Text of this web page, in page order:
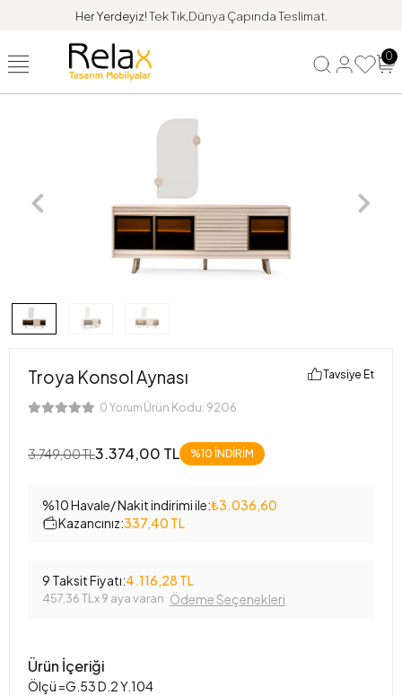
Her Yerdeyiz!Tek Tık,Dünya Çapında Teslimat.
0
Troya Konsol Aynası
0 Yorum Ürün Kodu: 9206
Tavsiye Et
3.749,00 TL3.374,00 TL %10 İNDİRİM
%10 Havale/ Nakit indirimi ile:₺3.036,60
Kazancınız:337,40 TL
9 Taksit Fiyatı:4.116,28 TL
457,36 TL x 9 aya varan Ödeme Seçenekleri
Ürün İçeriği
Ölçü =G.53 D.2 Y.104